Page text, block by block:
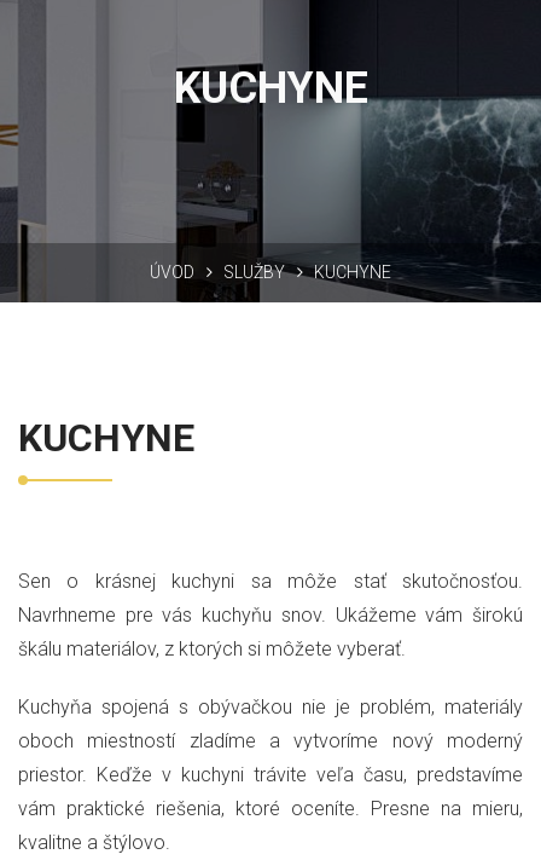
KUCHYNE
ÚVOD SLUŽBY KUCHYNE
KUCHYNE
Sen o krásnej kuchyni sa môže stať skutočnosťou.
Navrhneme pre vás kuchyňu snov. Ukážeme vám širokú
škálu materiálov, z ktorých si môžete vyberať.
Kuchyňa spojená s obývačkou nie je problém, materiály
oboch miestností zladíme a vytvoríme nový moderný
priestor. Keďže v kuchyni trávite veľa času, predstavíme
vám praktické riešenia, ktoré oceníte. Presne na mieru,
kvalitne a štýlovo.